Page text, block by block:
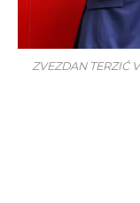
ZVEZDAN TERZIĆ